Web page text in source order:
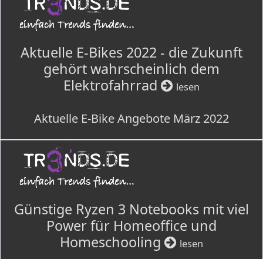
Aktuelle E-Bikes 2022 - die Zukunft
gehört wahrscheinlich dem
Elektrofahrrad
lesen
Aktuelle E-Bike Angebote März 2022
Günstige Ryzen 3 Notebooks mit viel
Power für Homeoffice und
Homeschooling
lesen